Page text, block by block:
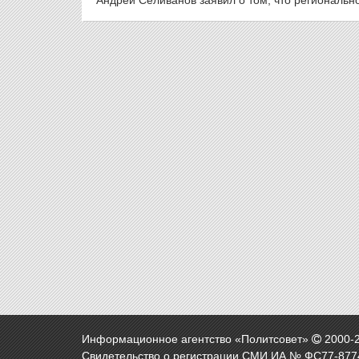
Информационное агентство «Политсовет» 2000-
Свидетельство о регистрации СМИ ИА № ФС77-